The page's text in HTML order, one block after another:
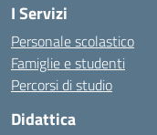
I Servizi
Personale scolastico
Famiglie e studenti
Percorsi di studio
Didattica